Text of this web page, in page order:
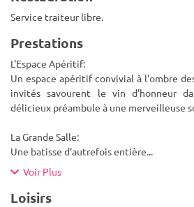
Service traiteur libre.
Prestations
L'Espace Apéritif:
Un espace apéritif convivial à l'ombre
invités savourent le vin d'honneur
délicieux préambule à une merveilleuse
La Grande Salle:
Une batisse d'autrefois entière...
Voir Plus
Loisirs